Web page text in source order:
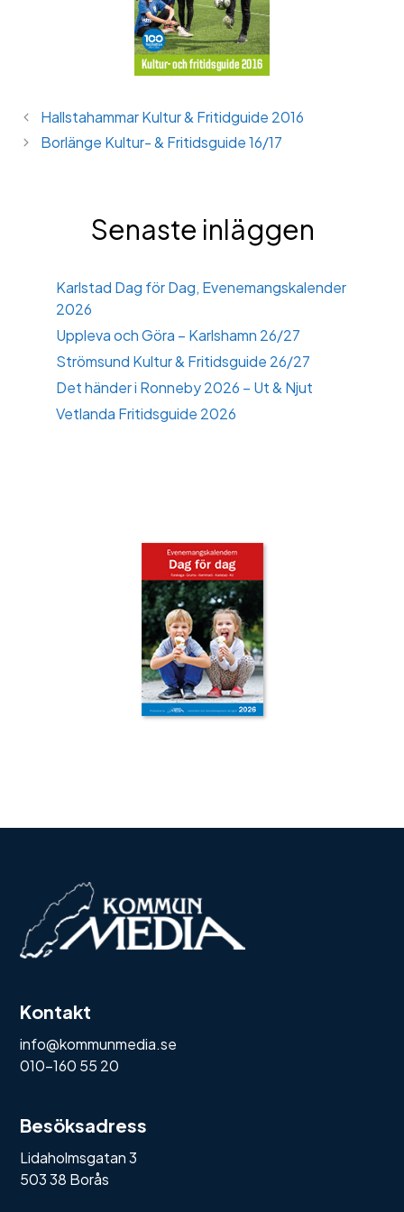
Hallstahammar Kultur & Fritidguide 2016
Borlänge Kultur- & Fritidsguide 16/17
Senaste inläggen
Karlstad Dag för Dag, Evenemangskalender
2026
Uppleva och Göra – Karlshamn 26/27
Strömsund Kultur & Fritidsguide 26/27
Det händer i Ronneby 2026 – Ut & Njut
Vetlanda Fritidsguide 2026
Kontakt
info@kommunmedia.se
010-160 55 20
Besöksadress
Lidaholmsgatan 3
503 38 Borås